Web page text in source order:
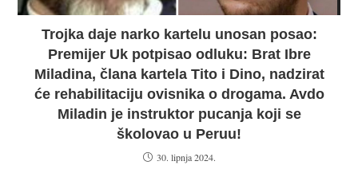
Trojka daje narko kartelu unosan posao:
Premijer Uk potpisao odluku: Brat Ibre
Miladina, člana kartela Tito i Dino, nadzirat
će rehabilitaciju ovisnika o drogama. Avdo
Miladin je instruktor pucanja koji se
školovao u Peruu!
30. lipnja 2024.